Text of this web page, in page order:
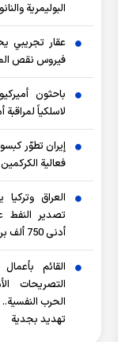
البوليمرية
عقار تجريبي
فيروس نقص
باحثون
لاسلكياً
إيران تطوّر
فعالية الكركمين
العراق وتركيا
تصدير النفط
أدنى 750 ألف برميل يومياً
القائم بأعمال
التصريحات
الحرب
تهديد بجدية